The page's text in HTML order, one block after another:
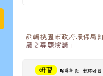
函轉桃園市政府環保局
展之專題演講」
研習 輔導組長- 教師研習